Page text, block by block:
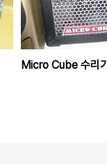
Micro Cube 수리기